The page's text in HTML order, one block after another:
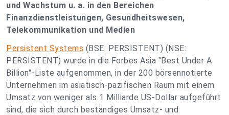
und Wachstum u. a. in den Bereichen
Finanzdienstleistungen, Gesundheitswesen,
Telekommunikation und Medien
Persistent Systems (BSE: PERSISTENT) (NSE:
PERSISTENT) wurde in die Forbes Asia "Best Under A
Billion"-Liste aufgenommen, in der 200 börsennotierte
Unternehmen im asiatisch-pazifischen Raum mit einem
Umsatz von weniger als 1 Milliarde US-Dollar aufgeführt
sind, die sich durch beständiges Umsatz- und